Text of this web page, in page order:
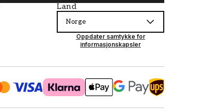
Land
Norge
Oppdater samtykke for
informasjonskapsler